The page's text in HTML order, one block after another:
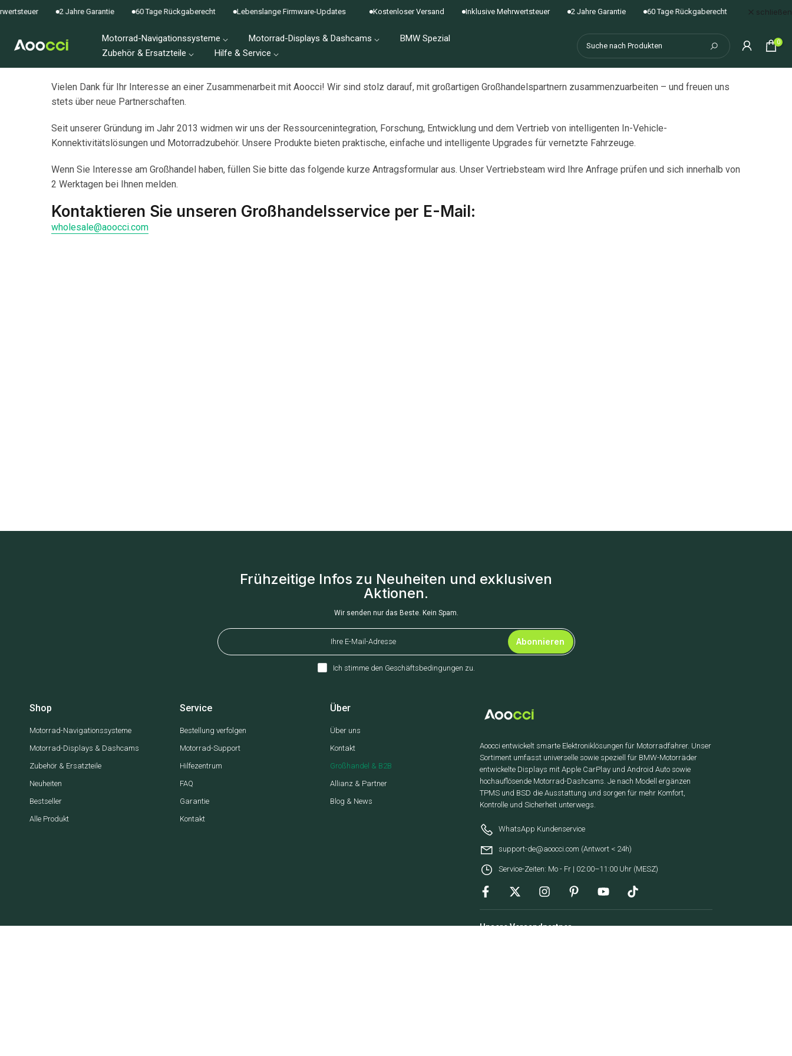
Zum
springen
2 Jahre Garantie 60 Tage Rückgaberecht Lebenslange Firmware-Updates Kostenloser Versand Inklusive Mehrwertsteuer 2 Jahre Garantie 60 Tage Rückgaberecht Lebenslange
schließen
Motorrad-Navigationssysteme ⌵ Motorrad-Displays & Dashcams ⌵
BMW Spezial
Zubehör & Ersatzteile ⌵
Hilfe & Service ⌵
0
Vielen Dank für Ihr Interesse an einer Zusammenarbeit mit Aoocci! Wir sind stolz darauf, mit großartigen Großhandelspartnern zusammenzuarbeiten – und freuen uns
stets über neue Partnerschaften.
Seit unserer Gründung im Jahr 2013 widmen wir uns der Ressourcenintegration, Forschung, Entwicklung und dem Vertrieb von intelligenten In-Vehicle-
Konnektivitätslösungen und Motorradzubehör. Unsere Produkte bieten praktische, einfache und intelligente Upgrades für vernetzte Fahrzeuge.
Wenn Sie Interesse am Großhandel haben, füllen Sie bitte das folgende kurze Antragsformular aus. Unser Vertriebsteam wird Ihre Anfrage prüfen und sich innerhalb von
2 Werktagen bei Ihnen melden.
Kontaktieren Sie unseren Großhandelsservice per E-Mail:
wholesale@aoocci.com
Frühzeitige Infos zu Neuheiten und exklusiven
Aktionen.
Wir senden nur das Beste. Kein Spam.
Abonnieren
Ich stimme den Geschäftsbedingungen zu.
Shop
Motorrad-Navigationssysteme
Motorrad-Displays & Dashcams
Zubehör & Ersatzteile
Neuheiten
Bestseller
Alle Produkt
Service
Bestellung verfolgen
Motorrad-Support
Hilfezentrum
FAQ
Garantie
Kontakt
Über
Über uns
Kontakt
Großhandel & B2B
Allianz & Partner
Blog & News
Aoocci entwickelt smarte Elektroniklösungen für Motorradfahrer. Unser
Sortiment umfasst universelle sowie speziell für BMW-Motorräder
entwickelte Displays mit Apple CarPlay und Android Auto sowie
hochauflösende Motorrad-Dashcams. Je nach Modell ergänzen
TPMS und BSD die Ausstattung und sorgen für mehr Komfort,
Kontrolle und Sicherheit unterwegs.
WhatsApp Kundenservice
support-de@aoocci.com (Antwort < 24h)
Service-Zeiten: Mo - Fr | 02:00–11:00 Uhr (MESZ)
Unsere Versandpartner